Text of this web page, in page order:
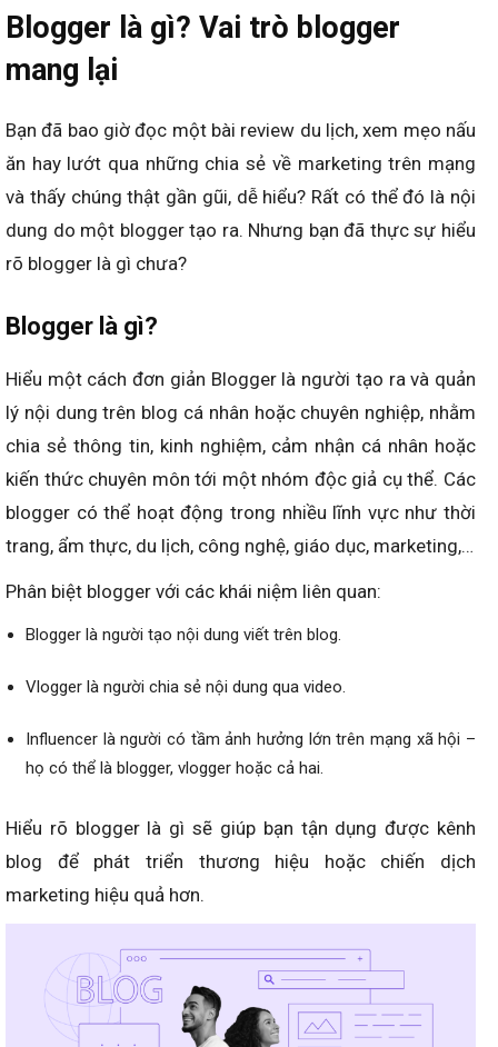
Blogger là gì? Vai trò blogger
mang lại
Bạn đã bao giờ đọc một bài review du lịch, xem mẹo nấu
ăn hay lướt qua những chia sẻ về marketing trên mạng
và thấy chúng thật gần gũi, dễ hiểu? Rất có thể đó là nội
dung do một blogger tạo ra. Nhưng bạn đã thực sự hiểu
rõ blogger là gì chưa?
Blogger là gì?
Hiểu một cách đơn giản Blogger là người tạo ra và quản
lý nội dung trên blog cá nhân hoặc chuyên nghiệp, nhằm
chia sẻ thông tin, kinh nghiệm, cảm nhận cá nhân hoặc
kiến thức chuyên môn tới một nhóm độc giả cụ thể. Các
blogger có thể hoạt động trong nhiều lĩnh vực như thời
trang, ẩm thực, du lịch, công nghệ, giáo dục, marketing,…
Phân biệt blogger với các khái niệm liên quan:
Blogger là người tạo nội dung viết trên blog.
Vlogger là người chia sẻ nội dung qua video.
Influencer là người có tầm ảnh hưởng lớn trên mạng xã hội –
họ có thể là blogger, vlogger hoặc cả hai.
Hiểu rõ blogger là gì sẽ giúp bạn tận dụng được kênh
blog để phát triển thương hiệu hoặc chiến dịch
marketing hiệu quả hơn.